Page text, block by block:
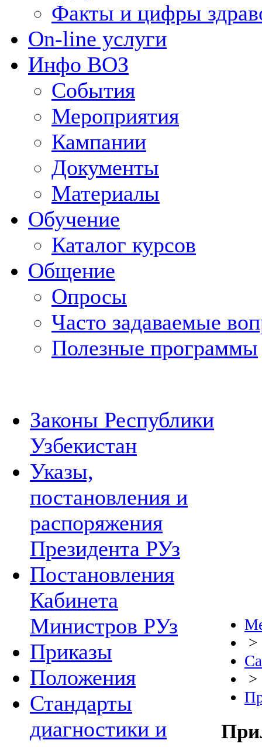
Факты и цифры
On-line услуги
Инфо ВОЗ
События
Мероприятия
Кампании
Документы
Материалы
Обучение
Каталог курсов
Общение
Опросы
Часто задаваемые
Полезные программы
Законы Республики
Узбекистан
Указы,
постановления и
распоряжения
Президента РУз
Постановления
Кабинета
Министров РУз
Приказы
Положения
Стандарты
диагностики и
>
>